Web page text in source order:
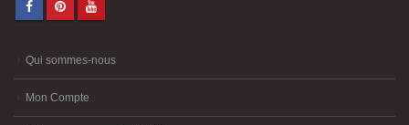
Qui sommes-nous
Mon Compte